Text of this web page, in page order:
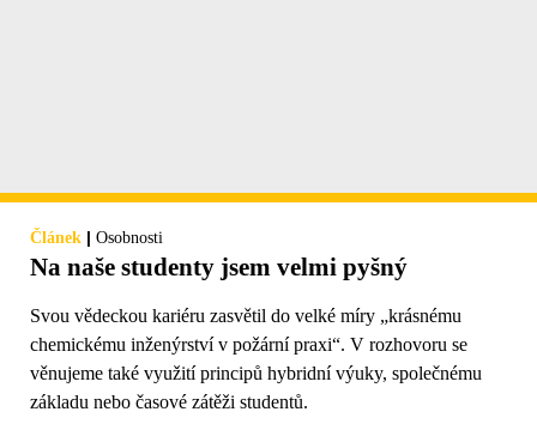
Článek | Osobnosti
Na naše studenty jsem velmi pyšný
Svou vědeckou kariéru zasvětil do velké míry „krásnému
chemickému inženýrství v požární praxi“. V rozhovoru se
věnujeme také využití principů hybridní výuky, společnému
základu nebo časové zátěži studentů.